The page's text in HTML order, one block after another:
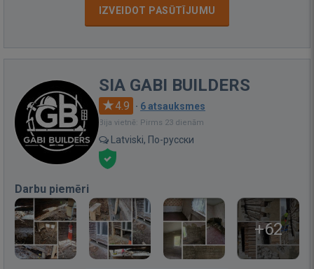
IZVEIDOT PASŪTĪJUMU
SIA GABI BUILDERS
4.9 · 6 atsauksmes
Bija vietnē: Pirms 23 dienām
Latviski, По-русски
Darbu piemēri
+62